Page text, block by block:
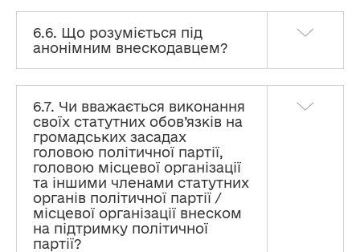
6.6. Що розуміється під
анонімним внескодавцем?
6.7. Чи вважається виконання
своїх статутних обов’язків на
громадських засадах
головою політичної партії,
головою місцевої організації
та іншими членами статутних
органів політичної партії /
місцевої організації внеском
на підтримку політичної
партії?